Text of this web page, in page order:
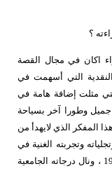
؟
اكان في مجال القصة
النقدية التي أسهمت في
مثلت إضافة هامة في
جميل وطورا آخر بسياحة
المفكر الذي لايهدأ من
وتجربته الغنية في
الحياة، ففي عجالة نقرأ عن حياته انه ولد عام 1938 ، ونال درجاته الجامعية